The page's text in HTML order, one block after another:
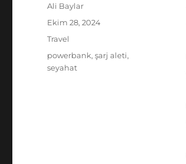
Yazar
Ali Baylar
Yayın
Ekim 28, 2024
Kategoriler
Travel
Etiketler
powerbank,şarj aleti,
seyahat